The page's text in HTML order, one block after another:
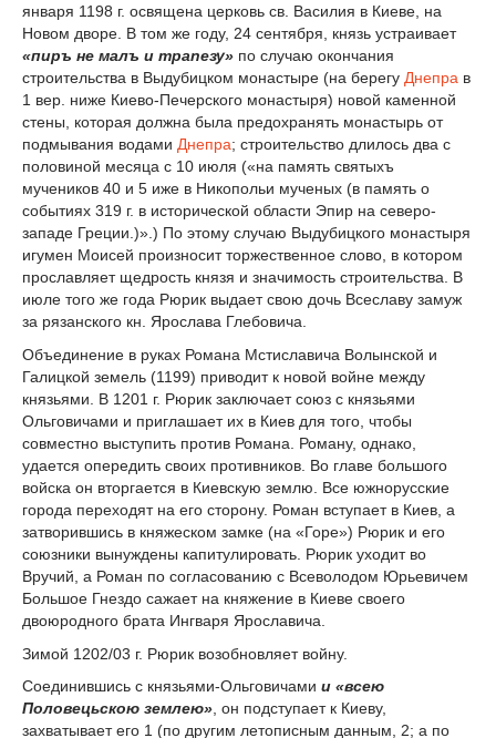
января 1198 г. освящена церковь св. Василия в Киеве, на
Новом дворе. В том же году, 24 сентября, князь устраивает
«пиръ не малъ и тpaneзу» по случаю окончания
строительства в Выдубицком монастыре (на берегу Днепра в
1 вер. ниже Киево-Печерского монастыря) новой каменной
стены, которая должна была предохранять монастырь от
подмывания водами Днепра; строительство длилось два с
половиной месяца с 10 июля («на память святыхъ
мучеников 40 и 5 иже в Никопольи мученых (в память о
событиях 319 г. в исторической области Эпир на северо-
западе Греции.)».) По этому случаю Выдубицкого монастыря
игумен Моисей произносит торжественное слово, в котором
прославляет щедрость князя и значимость строительства. В
июле того же года Рюрик выдает свою дочь Всеславу замуж
за рязанского кн. Ярослава Глебовича.
Объединение в руках Романа Мстиславича Волынской и
Галицкой земель (1199) приводит к новой войне между
князьями. В 1201 г. Рюрик заключает союз с князьями
Ольговичами и приглашает их в Киев для того, чтобы
совместно выступить против Романа. Роману, однако,
удается опередить своих противников. Во главе большого
войска он вторгается в Киевскую землю. Все южнорусские
города переходят на его сторону. Роман вступает в Киев, а
затворившись в княжеском замке (на «Горе») Рюрик и его
союзники вынуждены капитулировать. Рюрик уходит во
Вручий, а Роман по согласованию с Всеволодом Юрьевичем
Большое Гнездо сажает на княжение в Киеве своего
двоюродного брата Ингваря Ярославича.
Зимой 1202/03 г. Рюрик возобновляет войну.
Соединившись с князьями-Ольговичами и «всею
Половецьскою землею», он подступает к Киеву,
захватывает его 1 (по другим летописным данным, 2; а по